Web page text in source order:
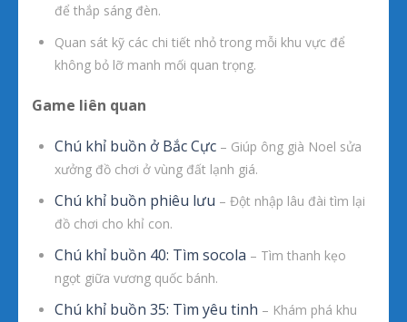
để thắp sáng đèn.
Quan sát kỹ các chi tiết nhỏ trong mỗi khu vực để
không bỏ lỡ manh mối quan trọng.
Game liên quan
Chú khỉ buồn ở Bắc Cực – Giúp ông già Noel sửa
xưởng đồ chơi ở vùng đất lạnh giá.
Chú khỉ buồn phiêu lưu – Đột nhập lâu đài tìm lại
đồ chơi cho khỉ con.
Chú khỉ buồn 40: Tìm socola – Tìm thanh kẹo
ngọt giữa vương quốc bánh.
Chú khỉ buồn 35: Tìm yêu tinh – Khám phá khu